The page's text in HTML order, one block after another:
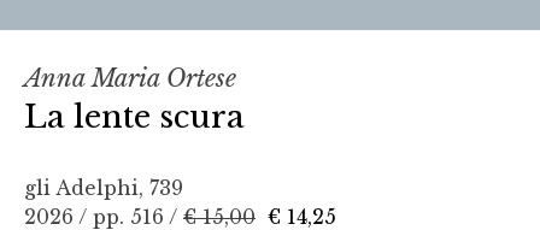
Anna Maria Ortese
La lente scura
gli Adelphi, 739
2026 / pp. 516 / € 15,00 € 14,25